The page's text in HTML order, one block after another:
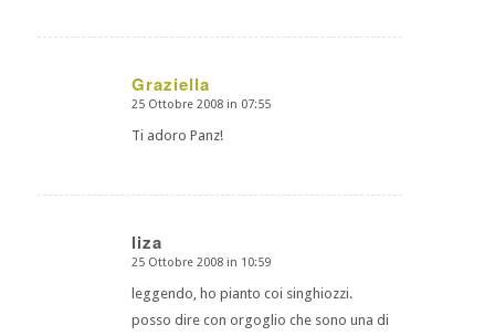
Graziella
dice:
25 Ottobre 2008 in 07:55
Ti adoro Panz!
liza
dice:
25 Ottobre 2008 in 10:59
leggendo, ho pianto coi singhiozzi.
posso dire con orgoglio che sono una di